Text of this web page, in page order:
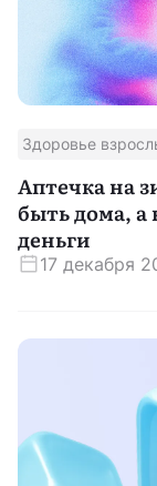
Здоровье
Аптечка на
быть дома, а
деньги
17 декабря